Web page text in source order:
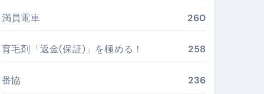
レ #美容 #健康 #雑学 #ナレーター #小林将大
すめ・選び方・洗い方・Q&Aまで
満員電車 260
育毛剤「返金(保証)」を極める！ 258
番協 236